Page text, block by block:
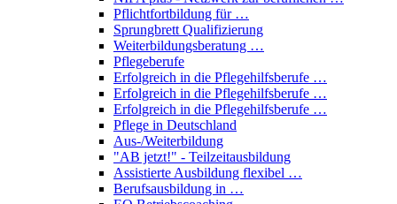
Pflichtfortbildung für …
Sprungbrett Qualifizierung
Weiterbildungsberatung …
Pflegeberufe
Erfolgreich in die Pflegehilfsberufe …
Erfolgreich in die Pflegehilfsberufe …
Erfolgreich in die Pflegehilfsberufe …
Pflege in Deutschland
Aus-/Weiterbildung
"AB jetzt!" - Teilzeitausbildung
Assistierte Ausbildung flexibel …
Berufsausbildung in …